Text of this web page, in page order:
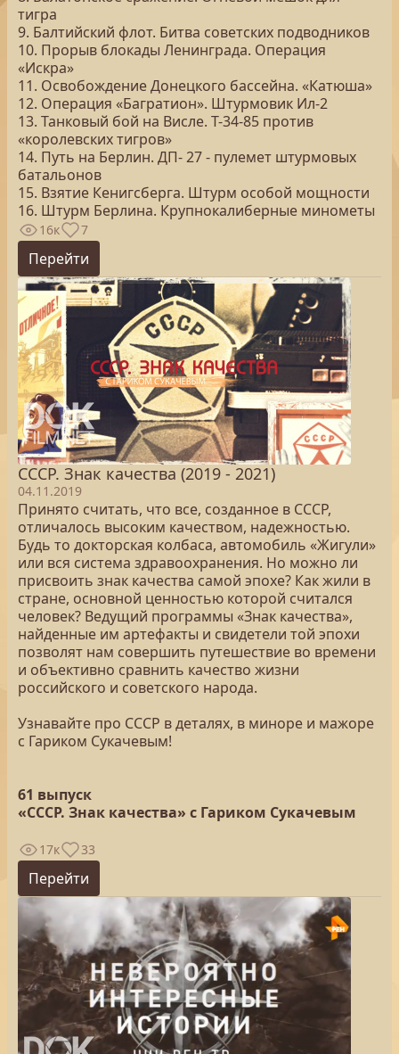
тигра
9. Балтийский флот. Битва советских подводников
10. Прорыв блокады Ленинграда. Операция
«Искра»
11. Освобождение Донецкого бассейна. «Катюша»
12. Операция «Багратион». Штурмовик Ил-2
13. Танковый бой на Висле. Т-34-85 против
«королевских тигров»
14. Путь на Берлин. ДП- 27 - пулемет штурмовых
батальонов
15. Взятие Кенигсберга. Штурм особой мощности
16. Штурм Берлина. Крупнокалиберные минометы
16к 7
Перейти
СССР. Знак качества (2019 - 2021)
04.11.2019
Принято считать, что все, созданное в СССР,
отличалось высоким качеством, надежностью.
Будь то докторская колбаса, автомобиль «Жигули»
или вся система здравоохранения. Но можно ли
присвоить знак качества самой эпохе? Как жили в
стране, основной ценностью которой считался
человек? Ведущий программы «Знак качества»,
найденные им артефакты и свидетели той эпохи
позволят нам совершить путешествие во времени
и объективно сравнить качество жизни
российского и советского народа.
Узнавайте про СССР в деталях, в миноре и мажоре
с Гариком Сукачевым!
61 выпуск
«СССР. Знак качества» с Гариком Сукачевым
17к 33
Перейти